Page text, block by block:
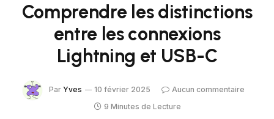
Comprendre les distinctions
entre les connexions
Lightning et USB-C
Par Yves 10 février 2025
Aucun commentaire
9 Minutes de Lecture